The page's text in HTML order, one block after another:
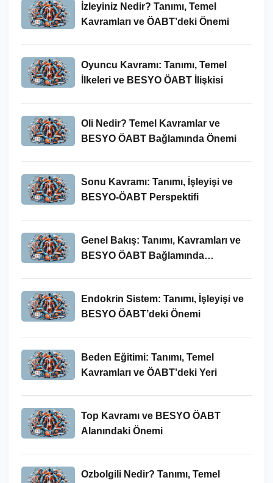
İzleyiniz Nedir? Tanımı, Temel
Kavramları ve ÖABT’deki Önemi
Oyuncu Kavramı: Tanımı, Temel
İlkeleri ve BESYO ÖABT İlişkisi
Oli Nedir? Temel Kavramlar ve
BESYO ÖABT Bağlamında Önemi
Sonu Kavramı: Tanımı, İşleyişi ve
BESYO-ÖABT Perspektifi
Genel Bakış: Tanımı, Kavramları ve
BESYO ÖABT Bağlamında
Endokrin Sistem: Tanımı, İşleyişi ve
BESYO ÖABT’deki Önemi
Beden Eğitimi: Tanımı, Temel
Kavramları ve ÖABT’deki Yeri
Top Kavramı ve BESYO ÖABT
Alanındaki Önemi
Ozbolgili Nedir? Tanımı, Temel